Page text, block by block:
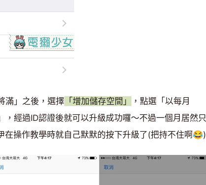
滿」之後，選擇 「增加儲存空間」
，點選「以每月
經過ID認證後就可以升級成功囉～不過一個月居然只
在操作教學時就自己默默的按下升級了(把持不住啊😂)